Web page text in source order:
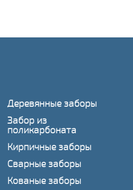
Деревянные заборы
Забор из
поликарбоната
Кирпичные заборы
Сварные заборы
Кованые заборы